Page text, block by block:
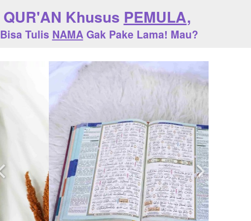
QUR'AN Khusus PEMULA,
Bisa Tulis NAMA Gak Pake Lama! Mau?